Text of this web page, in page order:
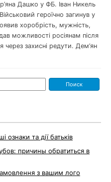
Дашко у ФБ. Іван Никель
героїчно загинув у
хоробрість, мужність,
можливості росіянам після
через захисні редути. Дем’ян
ознаки та дії батьків
причины обратиться в
з вашим лого